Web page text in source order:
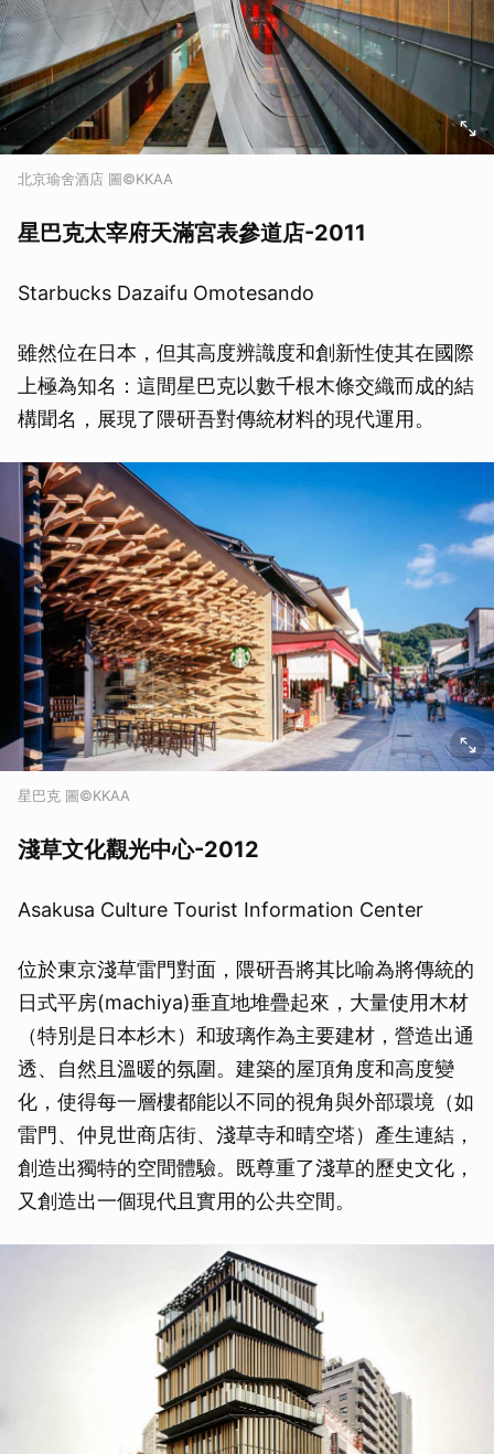
北京瑜舍酒店 圖©KKAA
星巴克太宰府天滿宮表參道店-2011
Starbucks Dazaifu Omotesando
雖然位在日本，但其高度辨識度和創新性使其在國際
上極為知名：這間星巴克以數千根木條交織而成的結
構聞名，展現了隈研吾對傳統材料的現代運用。
星巴克 圖©KKAA
淺草文化觀光中心-2012
Asakusa Culture Tourist Information Center
位於東京淺草雷門對面，隈研吾將其比喻為將傳統的
日式平房(machiya)垂直地堆疊起來，大量使用木材
（特別是日本杉木）和玻璃作為主要建材，營造出通
透、自然且溫暖的氛圍。建築的屋頂角度和高度變
化，使得每一層樓都能以不同的視角與外部環境（如
雷門、仲見世商店街、淺草寺和晴空塔）產生連結，
創造出獨特的空間體驗。既尊重了淺草的歷史文化，
又創造出一個現代且實用的公共空間。